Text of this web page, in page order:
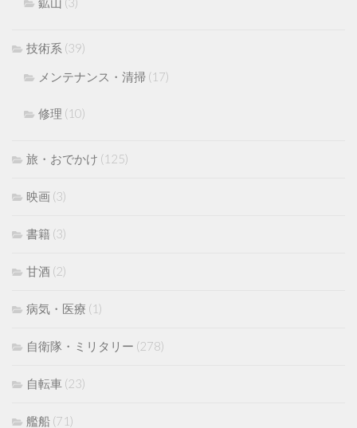
技術系 (39)
メンテナンス・清掃 (17)
修理 (10)
旅・おでかけ (125)
映画 (3)
書籍 (3)
甘酒 (2)
病気・医療 (1)
自衛隊・ミリタリー (278)
自転車 (23)
艦船 (71)